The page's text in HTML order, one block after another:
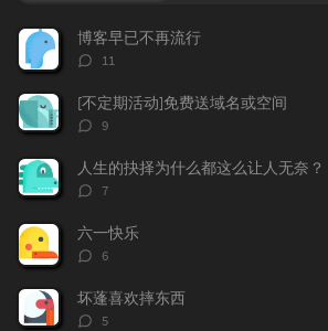
文
章
博客早已不再流行
评
数：
11
[不定期活动]免费送域名或空间
评
数：
9
人生的抉择为什么都这么让人无奈？
评
数：
7
六一快乐
评
数：
6
坏蓬喜欢摔东西
评
5